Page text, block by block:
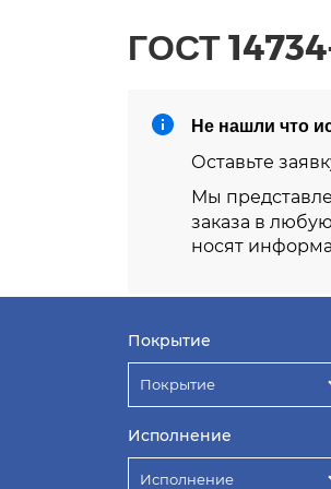
ГОСТ
Не нашли что
Оставьте
Мы
заказа в
носят
Покрытие
Покрытие
Исполнение
Исполнение